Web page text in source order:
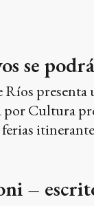
se
presenta
Cultura
–